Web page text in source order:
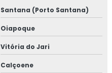
Santana (Porto Santana)
Oiapoque
Vitória do Jari
Calçoene